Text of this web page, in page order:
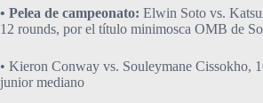
• Pelea de campeonato: Elwin Soto vs.
12 rounds, por el título minimosca OMB de
• Kieron Conway vs. Souleymane Cissokho,
junior mediano